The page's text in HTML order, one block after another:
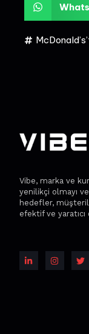
Vibe, marka ve
yenilikçi olmayı
hedefler,
efektif ve